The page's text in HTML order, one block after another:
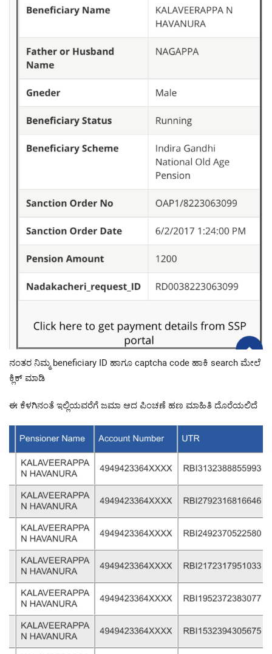
ನಂತರ ನಿಮ್ಮ beneficiary ID ಹಾಗೂ captcha code ಹಾಕಿ search ಮೇಲೆ
ಕ್ಲಿಕ್ ಮಾಡಿ
ಈ ಕೆಳಗಿನಂತೆ ಇಲ್ಲಿಯವರೆಗೆ ಜಮಾ ಆದ ಪಿಂಚಣೆ ಹಣ ಮಾಹಿತಿ ದೊರೆಯಲಿದೆ